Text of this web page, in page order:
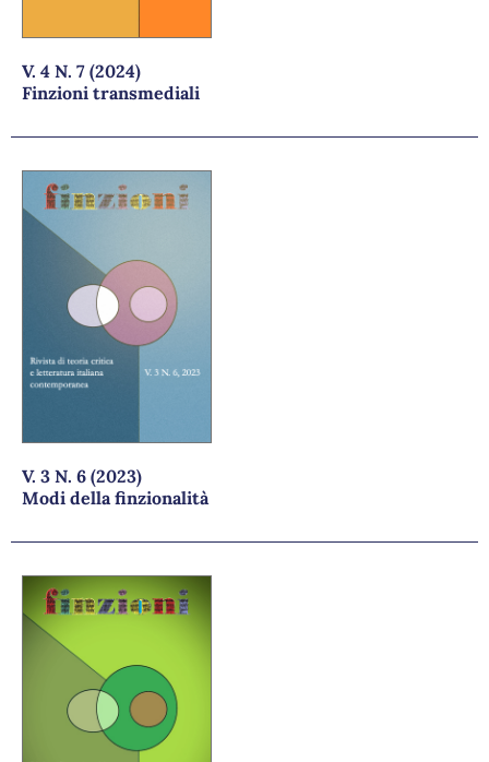
V. 4 N. 7 (2024)
Finzioni transmediali
V. 3 N. 6 (2023)
Modi della finzionalità